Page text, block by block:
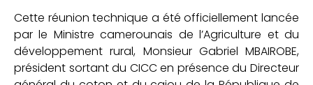
Cette réunion technique a été officiellement lancée
par le Ministre camerounais de l’Agriculture et du
développement rural, Monsieur Gabriel MBAIROBE,
président sortant du CICC en présence du Directeur